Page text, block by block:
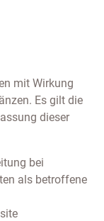
mit Wirkung
Es gilt die
dieser
bei
als betroffene